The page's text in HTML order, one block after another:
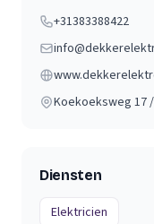
+31383388422
Koekoeksweg 17
Diensten
Elektricien